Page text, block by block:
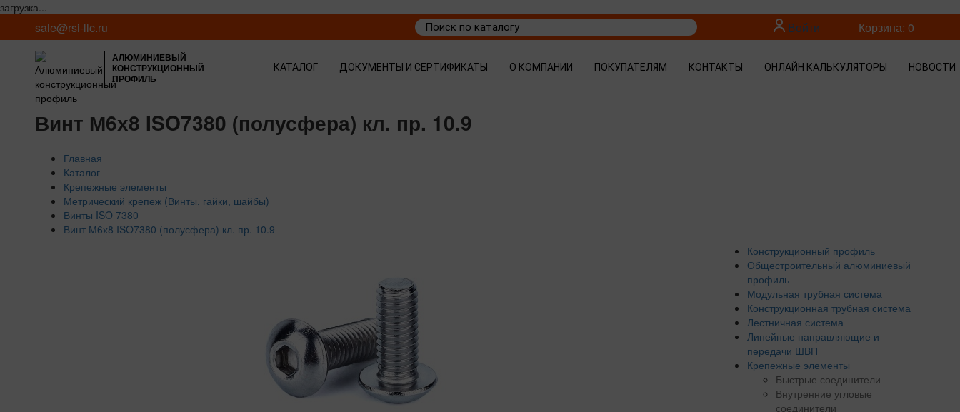
загрузка...
sale@rsi-llc.ru Войти Корзина: 0
АЛЮМИНИЕВЫЙ
КОНСТРУКЦИОННЫЙ
ПРОФИЛЬ
КАТАЛОГ ДОКУМЕНТЫ И СЕРТИФИКАТЫ О КОМПАНИИ ПОКУПАТЕЛЯМ КОНТАКТЫ ОНЛАЙН КАЛЬКУЛЯТОРЫ НОВОСТИ
Винт М6х8 ISO7380 (полусфера) кл. пр. 10.9
Главная
Каталог
Крепежные элементы
Метрический крепеж (Винты, гайки, шайбы)
Винты ISO 7380
Винт М6х8 ISO7380 (полусфера) кл. пр. 10.9
Конструкционный профиль
Общестроительный алюминиевый
профиль
Модульная трубная система
Конструкционная трубная система
Лестничная система
Линейные направляющие и
передачи ШВП
Крепежные элементы
Быстрые соединители
Внутренние угловые
соединители